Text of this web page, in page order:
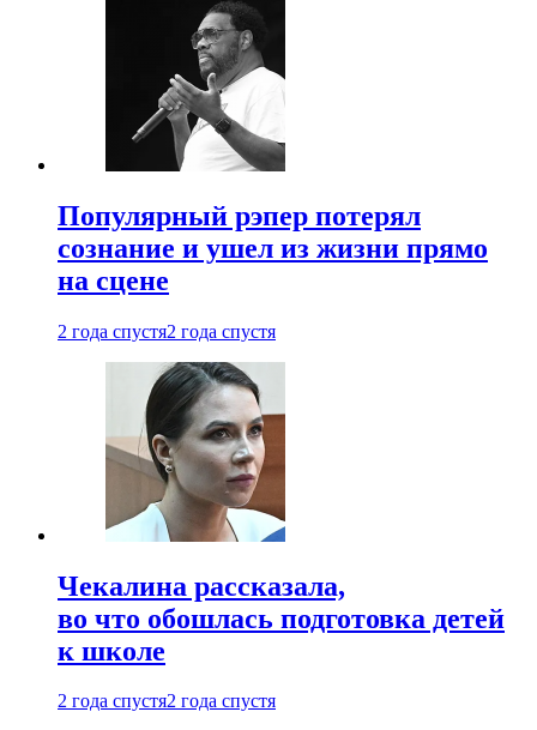
Популярный рэпер потерял
сознание и ушел из жизни прямо
на сцене
2 года спустя2 года спустя
Чекалина рассказала,
во что обошлась подготовка детей
к школе
2 года спустя2 года спустя